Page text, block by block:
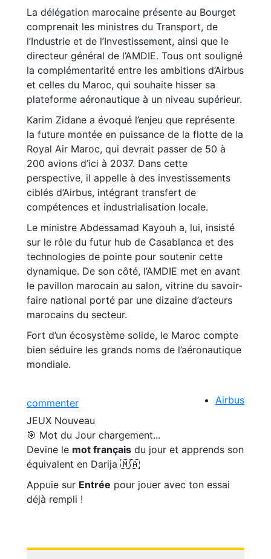
La délégation marocaine présente au Bourget
comprenait les ministres du Transport, de
l’Industrie et de l’Investissement, ainsi que le
directeur général de l’AMDIE. Tous ont souligné
la complémentarité entre les ambitions d’Airbus
et celles du Maroc, qui souhaite hisser sa
plateforme aéronautique à un niveau supérieur.
Karim Zidane a évoqué l’enjeu que représente
la future montée en puissance de la flotte de la
Royal Air Maroc, qui devrait passer de 50 à
200 avions d’ici à 2037. Dans cette
perspective, il appelle à des investissements
ciblés d’Airbus, intégrant transfert de
compétences et industrialisation locale.
Le ministre Abdessamad Kayouh a, lui, insisté
sur le rôle du futur hub de Casablanca et des
technologies de pointe pour soutenir cette
dynamique. De son côté, l’AMDIE met en avant
le pavillon marocain au salon, vitrine du savoir-
faire national porté par une dizaine d’acteurs
marocains du secteur.
Fort d’un écosystème solide, le Maroc compte
bien séduire les grands noms de l’aéronautique
mondiale.
commenter
Airbus
JEUX Nouveau
🎯 Mot du Jour chargement...
Devine le mot français du jour et apprends son
équivalent en Darija 🇲🇦
Appuie sur Entrée pour jouer avec ton essai
déjà rempli !